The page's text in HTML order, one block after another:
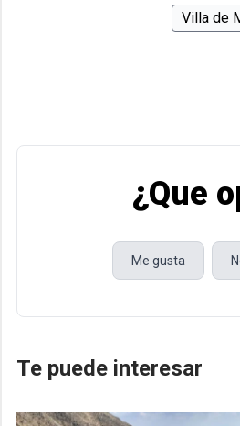
Villa de
¿Que
Me gusta
Te puede interesar